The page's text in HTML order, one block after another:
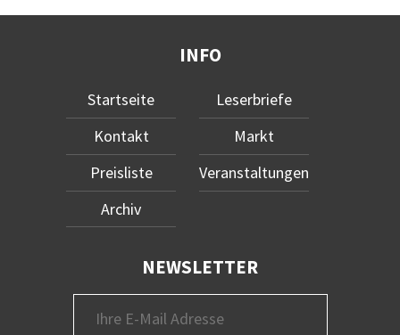
INFO
Startseite
Kontakt
Preisliste
Archiv
Leserbriefe
Markt
Veranstaltungen
NEWSLETTER